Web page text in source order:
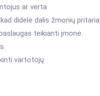
ar verta
didelė dalis žmonių pritaria
teikianti įmonė.
vartotojų